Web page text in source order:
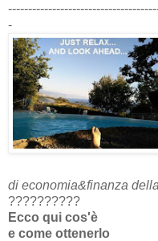
-
di economia&finanza
??????????
Ecco qui cos'è
e come ottenerlo